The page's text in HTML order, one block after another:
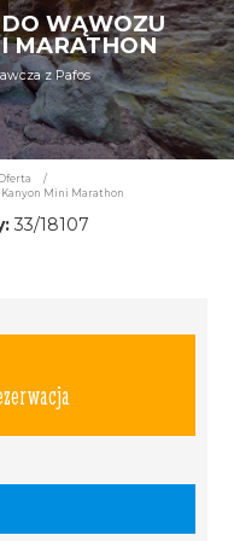
WĄWOZU
MARATHON
z Pafos
/
Kanyon Mini Marathon
33/18107